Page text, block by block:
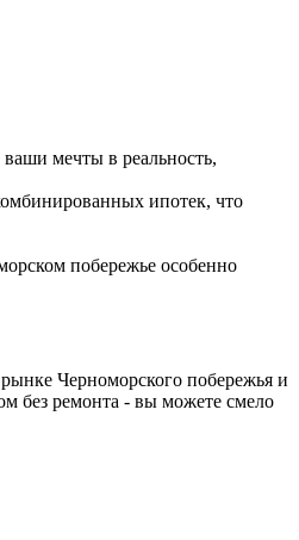
мечты в реальность,
ипотек, что
побережье особенно
Черноморского побережья и
без ремонта - вы можете смело